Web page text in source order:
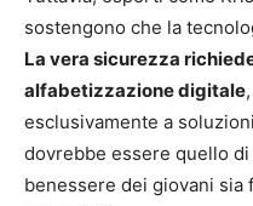
sostengono che la
La vera sicurezza
alfabetizzazione digitale
esclusivamente a
dovrebbe essere quello
benessere dei giovani sia